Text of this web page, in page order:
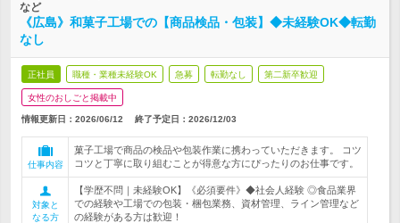
など
《広島》和菓子工場での【商品検品・包装】◆未経験OK◆転勤
なし
正社員 職種・業種未経験OK 急募 転勤なし 第二新卒歓迎
女性のおしごと掲載中
情報更新日：2026/06/12 終了予定日： 2026/12/03
仕事内容
菓子工場で商品の検品や包装作業に携わっていただきます。 コツ
コツと丁寧に取り組むことが得意な方にぴったりのお仕事です。
対象と
なる方
【学歴不問｜未経験OK】《必須要件》◆社会人経験 ◎食品業界
での経験や工場での包装・梱包業務、資材管理、ライン管理など
の経験がある方は歓迎！